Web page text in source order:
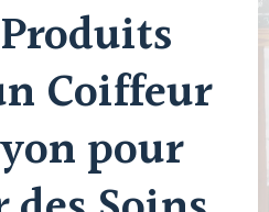
Coiffeur
pour